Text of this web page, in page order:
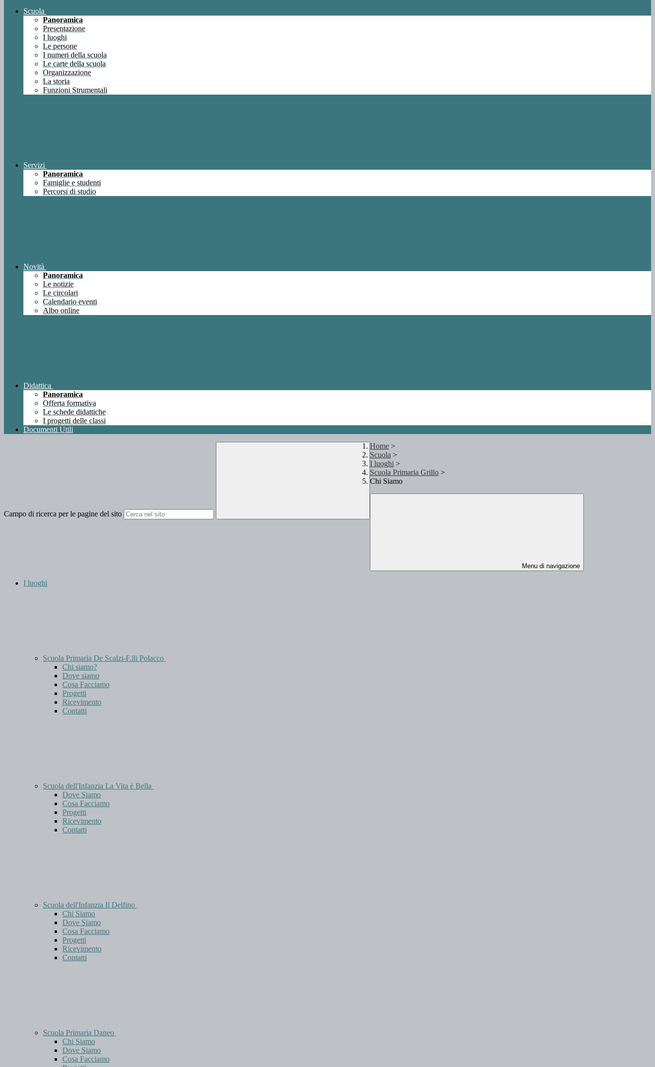
Scuola
Panoramica
Presentazione
I luoghi
Le persone
I numeri della scuola
Le carte della scuola
Organizzazione
La storia
Funzioni Strumentali
Servizi
Panoramica
Famiglie e studenti
Percorsi di studio
Novità
Panoramica
Le notizie
Le circolari
Calendario eventi
Albo online
Didattica
Panoramica
Offerta formativa
Le schede didattiche
I progetti delle classi
Documenti Utili
Campo di ricerca per le pagine del sito
Home >
Scuola >
I luoghi >
Scuola Primaria Grillo >
Chi Siamo
Menu di navigazione
I luoghi
Scuola Primaria De Scalzi-F.lli Polacco
Chi siamo?
Dove siamo
Cosa Facciamo
Progetti
Ricevimento
Contatti
Scuola dell'Infanzia La Vita è Bella
Dove Siamo
Cosa Facciamo
Progetti
Ricevimento
Contatti
Scuola dell'Infanzia Il Delfino
Chi Siamo
Dove Siamo
Cosa Facciamo
Progetti
Ricevimento
Contatti
Scuola Primaria Daneo
Chi Siamo
Dove Siamo
Cosa Facciamo